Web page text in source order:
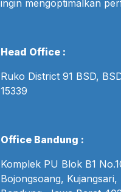
ingin mengoptimalkan
Head Office :
Ruko District 91 BSD,
15339
Office Bandung :
Komplek PU Blok B1
Bojongsoang,